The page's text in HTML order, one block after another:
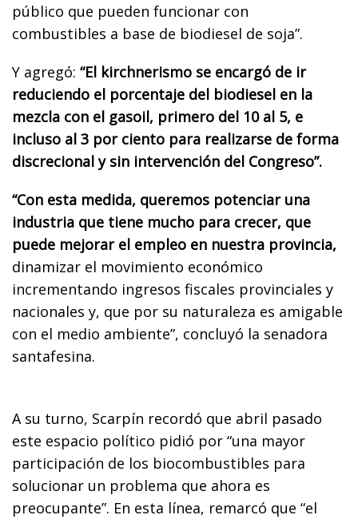
público que pueden funcionar con
combustibles a base de biodiesel de soja”.
Y agregó: “El kirchnerismo se encargó de ir
reduciendo el porcentaje del biodiesel en la
mezcla con el gasoil, primero del 10 al 5, e
incluso al 3 por ciento para realizarse de forma
discrecional y sin intervención del Congreso”.
“Con esta medida, queremos potenciar una
industria que tiene mucho para crecer, que
puede mejorar el empleo en nuestra provincia,
dinamizar el movimiento económico
incrementando ingresos fiscales provinciales y
nacionales y, que por su naturaleza es amigable
con el medio ambiente”, concluyó la senadora
santafesina.
A su turno, Scarpín recordó que abril pasado
este espacio político pidió por “una mayor
participación de los biocombustibles para
solucionar un problema que ahora es
preocupante”. En esta línea, remarcó que “el